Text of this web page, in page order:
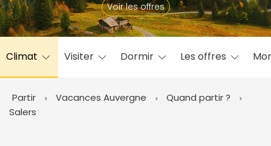
Voir les offres
Climat Visiter Dormir Les offres
Partir Vacances Auvergne
Quand partir ?
Salers
☀️ Où partir par mois
Janvier
Juillet
Août Septembre
Octobre